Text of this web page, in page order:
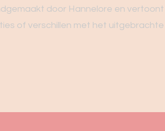
door Hannelore en vertoont
of verschillen met het uitgebrachte